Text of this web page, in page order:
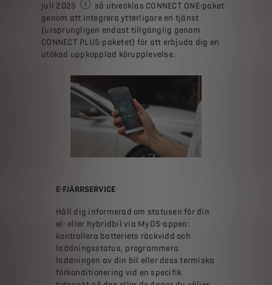
juli 2025
Se juridisk information längst ner på sidan.
så utvecklas CONNECT ONE-paket
genom att integrera ytterligare en tjänst
(ursprungligen endast tillgänglig genom
CONNECT PLUS-paketet) för att erbjuda dig en
utökad uppkopplad körupplevelse.
E-FJÄRRSERVICE
Håll dig informerad om statusen för din
el- eller hybridbil via MyDS-appen:
kontrollera batteriets räckvidd och
laddningsstatus, programmera
laddningen av din bil eller dess termiska
förkonditionering vid en specifik